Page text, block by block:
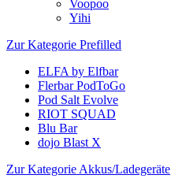
Voopoo
Yihi
Zur Kategorie Prefilled
ELFA by Elfbar
Flerbar PodToGo
Pod Salt Evolve
RIOT SQUAD
Blu Bar
dojo Blast X
Zur Kategorie Akkus/Ladegeräte